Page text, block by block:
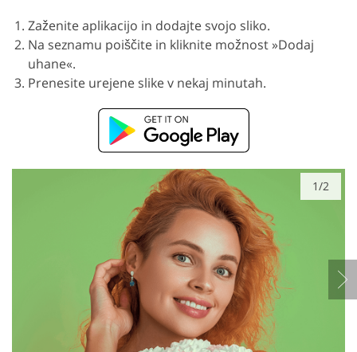
Zaženite aplikacijo in dodajte svojo sliko.
Na seznamu poiščite in kliknite možnost »Dodaj
uhane«.
Prenesite urejene slike v nekaj minutah.
1/2